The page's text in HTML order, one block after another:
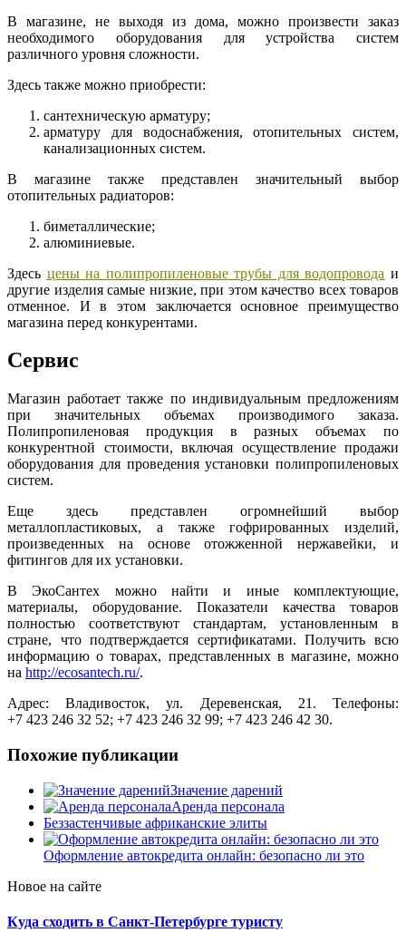
В магазине, не выходя из дома, можно произвести заказ
необходимого оборудования для устройства систем
различного уровня сложности.
Здесь также можно приобрести:
сантехническую арматуру;
арматуру для водоснабжения, отопительных систем,
канализационных систем.
В магазине также представлен значительный выбор
отопительных радиаторов:
биметаллические;
алюминиевые.
Здесь цены на полипропиленовые трубы для водопровода и
другие изделия самые низкие, при этом качество всех товаров
отменное. И в этом заключается основное преимущество
магазина перед конкурентами.
Сервис
Магазин работает также по индивидуальным предложениям
при значительных объемах производимого заказа.
Полипропиленовая продукция в разных объемах по
конкурентной стоимости, включая осуществление продажи
оборудования для проведения установки полипропиленовых
систем.
Еще здесь представлен огромнейший выбор
металлопластиковых, а также гофрированных изделий,
произведенных на основе отожженной нержавейки, и
фитингов для их установки.
В ЭкоСантех можно найти и иные комплектующие,
материалы, оборудование. Показатели качества товаров
полностью соответствуют стандартам, установленным в
стране, что подтверждается сертификатами. Получить всю
информацию о товарах, представленных в магазине, можно
на http://ecosantech.ru/.
Адрес: Владивосток, ул. Деревенская, 21. Телефоны:
+7 423 246 32 52; +7 423 246 32 99; +7 423 246 42 30.
Похожие публикации
Значение дарений
Аренда персонала
Беззастенчивые африканские элиты
Оформление автокредита онлайн: безопасно ли это
Новое на сайте
Куда сходить в Санкт-Петербурге туристу